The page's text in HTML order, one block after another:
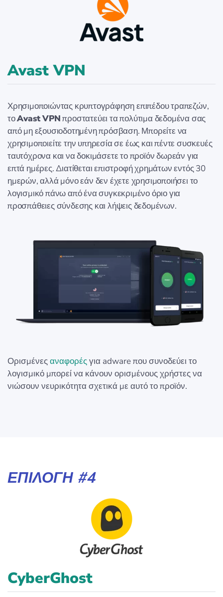
Avast VPN
Χρησιμοποιώντας κρυπτογράφηση επιπέδου τραπεζών,
τοAvast VPNπροστατεύει τα πολύτιμα δεδομένα σας
από μη εξουσιοδοτημένη πρόσβαση. Μπορείτε να
χρησιμοποιείτε την υπηρεσία σε έως και πέντε συσκευές
ταυτόχρονα και να δοκιμάσετε το προϊόν δωρεάν για
επτά ημέρες. Διατίθεται επιστροφή χρημάτων εντός 30
ημερών, αλλά μόνο εάν δεν έχετε χρησιμοποιήσει το
λογισμικό πάνω από ένα συγκεκριμένο όριο για
προσπάθειες σύνδεσης και λήψεις δεδομένων.
Ορισμένεςαναφορέςγια adware που συνοδεύει το
λογισμικό μπορεί να κάνουν ορισμένους χρήστες να
νιώσουν νευρικότητα σχετικά με αυτό το προϊόν.
ΕΠΙΛΟΓΉ #4
CyberGhost